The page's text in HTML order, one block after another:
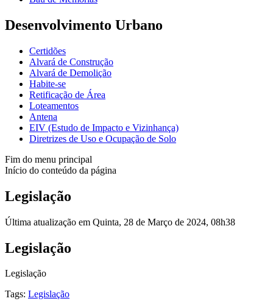
Desenvolvimento Urbano
Certidões
Alvará de Construção
Alvará de Demolição
Habite-se
Retificação de Área
Loteamentos
Antena
EIV (Estudo de Impacto e Vizinhança)
Diretrizes de Uso e Ocupação de Solo
Fim do menu principal
Início do conteúdo da página
Legislação
Última atualização em Quinta, 28 de Março de 2024, 08h38
Legislação
Legislação
Tags: Legislação